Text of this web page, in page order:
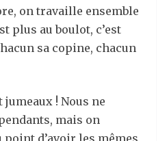
on travaille ensemble
plus au boulot, c’est
sa copine, chacun
jumeaux ! Nous ne
mais on
point d’avoir les mêmes